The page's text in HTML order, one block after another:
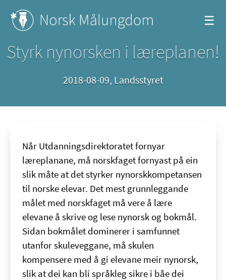
☰
Styrk nynorsken i læreplanen!
2018-08-09, Landsstyret
Når Utdanningsdirektoratet fornyar
læreplanane, må norskfaget fornyast på ein
slik måte at det styrker nynorskkompetansen
til norske elevar. Det mest grunnleggande
målet med norskfaget må vere å lære
elevane å skrive og lese nynorsk og bokmål.
Sidan bokmålet dominerer i samfunnet
utanfor skuleveggane, må skulen
kompensere med å gi elevane meir nynorsk,
slik at dei kan bli språkleg sikre i båe dei